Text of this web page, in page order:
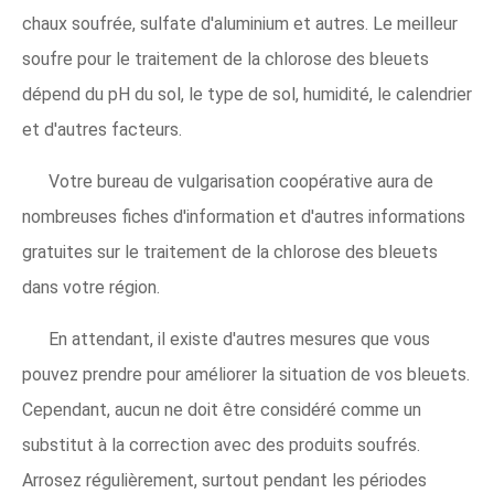
chaux soufrée, sulfate d'aluminium et autres. Le meilleur
soufre pour le traitement de la chlorose des bleuets
dépend du pH du sol, le type de sol, humidité, le calendrier
et d'autres facteurs.
Votre bureau de vulgarisation coopérative aura de
nombreuses fiches d'information et d'autres informations
gratuites sur le traitement de la chlorose des bleuets
dans votre région.
En attendant, il existe d'autres mesures que vous
pouvez prendre pour améliorer la situation de vos bleuets.
Cependant, aucun ne doit être considéré comme un
substitut à la correction avec des produits soufrés.
Arrosez régulièrement, surtout pendant les périodes